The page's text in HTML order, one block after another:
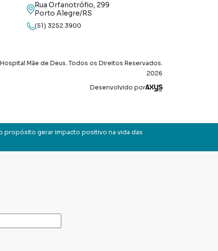
Rua Orfanotrófio, 299
Porto Alegre/RS
(51) 3252.3900
Hospital Mãe de Deus. Todos os Direitos Reservados.
2026
Desenvolvido por
Axysweb
propósito gerar impacto positivo na vida das